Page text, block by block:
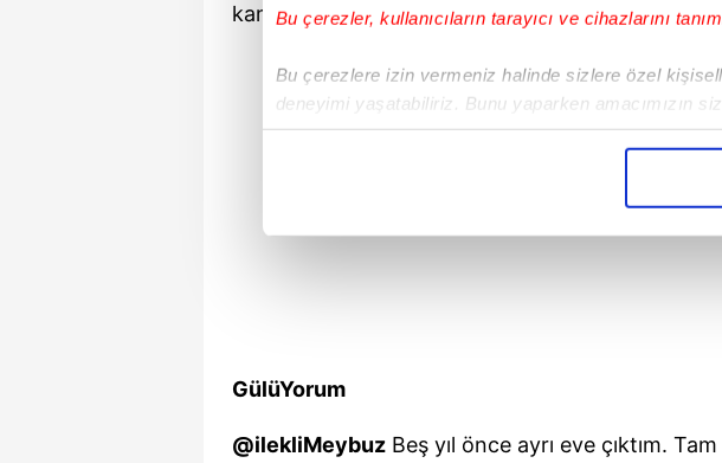
Bu çerezler, kullanıcıların tarayıcı ve cihazlarını
Bu çerezlere izin vermeniz halinde sizlere özel
deneyimi yaşatabiliriz. Bunu yaparken amacımızın
içerikleri sunabilmek adına elimizden gelen çabayı
butonuna tıklayabilir,Çerez Bilgilendirme Metnimizi
kamerasına saniye saniye yansıyor.
GülüYorum
@ilekliMeybuz Beş yıl önce ayrı eve çıktım.